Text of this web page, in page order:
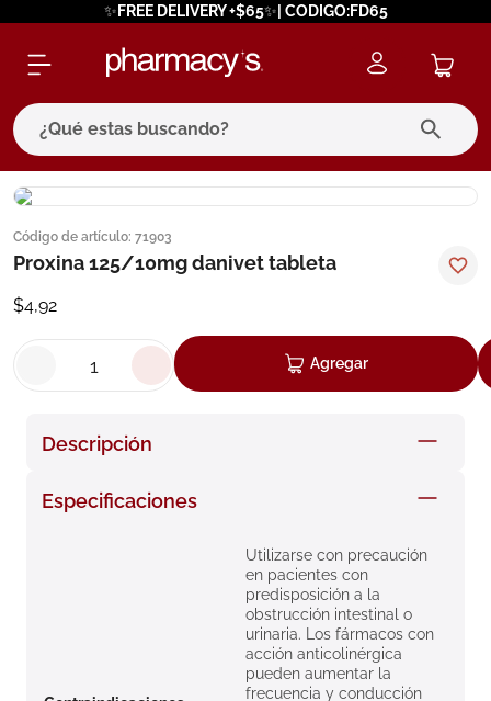
✨FREE DELIVERY +$65✨| CODIGO:FD65
¿Qué estas buscando?
Código de artículo: 71903
Proxina 125/10mg danivet tableta
$4,92
Agregar
Descripción
Especificaciones
Utilizarse con precaución
en pacientes con
predisposición a la
obstrucción intestinal o
urinaria. Los fármacos con
acción anticolinérgica
pueden aumentar la
frecuencia y conducción
términos más buscados
1. eucerin
bioderma
5. cerave
6 megacistin
8. roche posay